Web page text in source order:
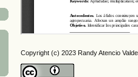
Copyright (c) 2023 Randy Atencio